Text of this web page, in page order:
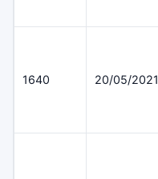
1640 20/05/2021